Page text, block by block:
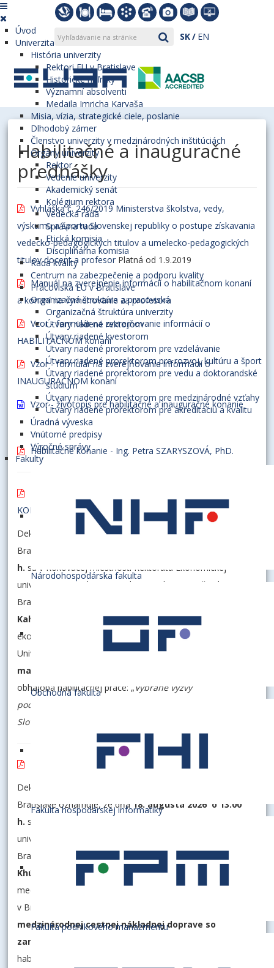
SK EN
Úvod
Univerzita
História univerzity
Rektori EU v Bratislave
Historické míľniky
Významní absolventi
Medaila Imricha Karvaša
Misia, vízia, strategické ciele, poslanie
Dlhodobý zámer
Členstvo univerzity v medzinárodných inštitúciách
Orgány univerzity
Rektor
Vedenie univerzity
Akademický senát
Kolégium rektora
Vedecká rada
Správna rada
Etická komisia
Disciplinárna komisia
Rada kvality
Centrum na zabezpečenie a podporu kvality
Pracoviská EU v Bratislave
Organizačná štruktúra a pracoviská
Organizačná štruktúra univerzity
Útvary riadené rektorom
Útvary riadené kvestorom
Útvary riadené prorektorom pre vzdelávanie
Útvary riadené prorektorom pre rozvoj, kultúru a šport
Útvary riadené prorektorom pre vedu a doktorandské
štúdium
Útvary riadené prorektorom pre medzinárodné vzťahy
Útvary riadené prorektorom pre akreditáciu a kvalitu
Úradná výveska
Vnútorné predpisy
Výročné správy
Fakulty
Národohospodárska fakulta
Obchodná fakulta
Fakulta hospodárskej informatiky
Fakulta podnikového manažmentu
Habilitačné a inauguračné
prednášky
Vyhláška č. 246/2019 Ministerstva školstva, vedy,
výskumu a športu Slovenskej republiky o postupe získavania
vedecko-pedagogických titulov a umelecko-pedagogických
titulov docent a profesor Platná od 1.9.2019
Manuál na zverejnenie informácií o habilitačnom konaní
a konaní na vymenovanie za profesora
Vzor - formulár na zverejňovanie informácií o
HABILITAČNOM konaní
Vzor - formulár na zverejňovanie informácií o
INAUGURAČNOM konaní
Vzor - životopis pre habilitačné a inauguračné konanie
Habilitačné konanie - Ing. Petra SZARYSZOVÁ, PhD.
KORCSMÁROS, PhD.
Dekan Obchodnej fakulty Ekonomickej univerzity v
Bratislave oznamuje, že dňa
h. sa v Rokovacej miestnosti Rektorátu Ekonomickej
univerzity v Bratislave na Dolnozemskej ceste č. 1/b v
Bratislave uskutoční habilitačná prednáška
Kahler Korcsmáros, PhD., vysokoškolskej učiteľky Katedry
ekonómie a manažmentu Fakulty ekonómie a informatiky
Univerzity J. Selyeho v Komárne, na tému: „
malých a stredných podnikov na Slovensku
obhajoba habilitačnej práce: „Vybrané výzvy
podnikateľského sektora malých a stredných podnikov na
Slovensku na začiatku 21. storočia
Dekan Obchodnej fakulty Ekonomickej univerzity v
Bratislave oznamuje, že dňa 18. augusta 2026 o 13.00
h. sa v Rokovacej miestnosti Rektorátu Ekonomickej
univerzity v Bratislave na Dolnozemskej ceste č. 1/b v
Bratislave uskutoční habilitačná prednáška
Khúlovej, PhD.
, vysokoškolskej učiteľky Katedry
medzinárodného obchodu Obchodnej fakulty EU
v Bratislave, na tému: „
medzinárodnej cestnej nákladnej doprave so
zameraním na implementáciu e-CMR
habilitačnej práce: „